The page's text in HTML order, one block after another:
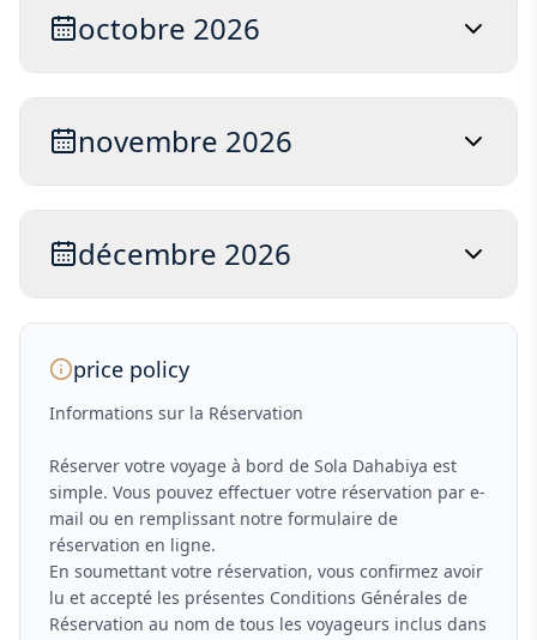
octobre 2026
novembre 2026
décembre 2026
price policy
Informations sur la Réservation
Réserver votre voyage à bord de Sola Dahabiya est
simple. Vous pouvez effectuer votre réservation par e-
mail ou en remplissant notre formulaire de
réservation en ligne.
En soumettant votre réservation, vous confirmez avoir
lu et accepté les présentes Conditions Générales de
Réservation au nom de tous les voyageurs inclus dans